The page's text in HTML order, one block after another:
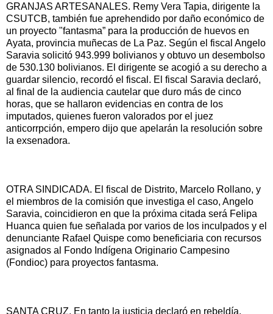
GRANJAS ARTESANALES. Remy Vera Tapia, dirigente la
CSUTCB, también fue aprehendido por daño económico de
un proyecto "fantasma” para la producción de huevos en
Ayata, provincia muñecas de La Paz. Según el fiscal Angelo
Saravia solicitó 943.999 bolivianos y obtuvo un desembolso
de 530.130 bolivianos. El dirigente se acogió a su derecho a
guardar silencio, recordó el fiscal. El fiscal Saravia declaró,
al final de la audiencia cautelar que duro más de cinco
horas, que se hallaron evidencias en contra de los
imputados, quienes fueron valorados por el juez
anticorrpción, empero dijo que apelarán la resolución sobre
la exsenadora.
OTRA SINDICADA. El fiscal de Distrito, Marcelo Rollano, y
el miembros de la comisión que investiga el caso, Angelo
Saravia, coincidieron en que la próxima citada será Felipa
Huanca quien fue señalada por varios de los inculpados y el
denunciante Rafael Quispe como beneficiaria con recursos
asignados al Fondo Indígena Originario Campesino
(Fondioc) para proyectos fantasma.
SANTA CRUZ. En tanto la justicia declaró en rebeldía,